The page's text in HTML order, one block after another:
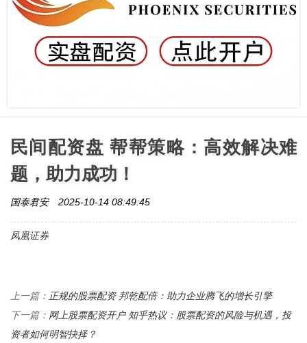
民间配资盘 帮帮策略：高效解决难
题，助力成功！
国泰君安 2025-10-14 08:49:45
凤凰证券
上一篇： 正规的股票配资 邦乾配倍：助力企业腾飞的增长引擎
下一篇： 网上股票配资开户 知乎热议：股票配资的风险与机遇，投
资者如何明智抉择？